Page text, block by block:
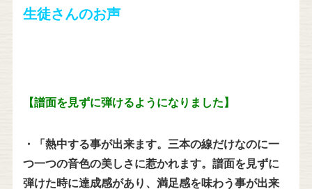
生徒さんのお声
【譜面を見ずに弾けるようになりました】
・「熱中する事が出来ます。三本の線だけなのに一
つ一つの音色の美しさに惹かれます。譜面を見ずに
弾けた時に達成感があり、満足感を味わう事が出来